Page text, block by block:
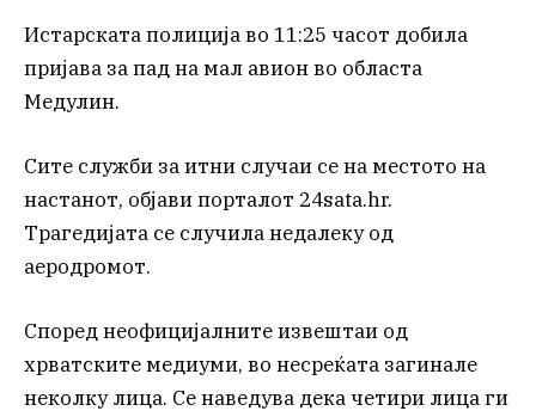
Истарската полиција во 11:25 часот добила
пријава за пад на мал авион во областа
Медулин.
Сите служби за итни случаи се на местото на
настанот, објави порталот 24sata.hr.
Трагедијата се случила недалеку од
аеродромот.
Според неофицијалните извештаи од
хрватските медиуми, во несреќата загинале
неколку лица. Се наведува дека четири лица ги